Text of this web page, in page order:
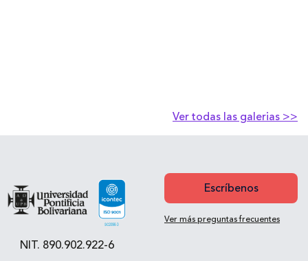
Ver todas las galerias >>
NIT. 890.902.922-6
Escríbenos
Ver más preguntas frecuentes